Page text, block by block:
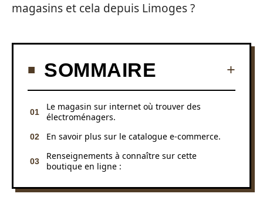
magasins et cela depuis Limoges ?
SOMMAIRE
Le magasin sur internet où trouver des
électroménagers.
En savoir plus sur le catalogue e-commerce.
Renseignements à connaître sur cette
boutique en ligne :